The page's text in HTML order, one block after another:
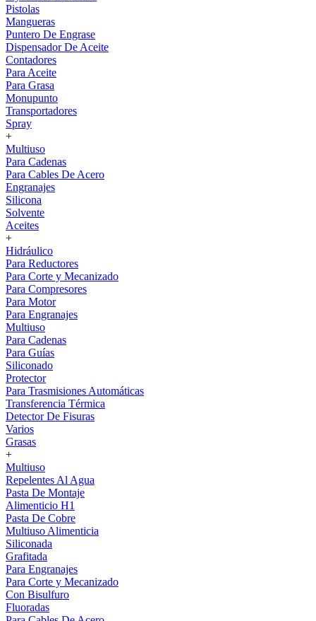
Pistolas
Mangueras
Puntero De Engrase
Dispensador De Aceite
Contadores
Para Aceite
Para Grasa
Monupunto
Transportadores
Spray
+
Multiuso
Para Cadenas
Para Cables De Acero
Engranajes
Silicona
Solvente
Aceites
+
Hidráulico
Para Reductores
Para Corte y Mecanizado
Para Compresores
Para Motor
Para Engranajes
Multiuso
Para Cadenas
Para Guías
Siliconado
Protector
Para Trasmisiones Automáticas
Transferencia Térmica
Detector De Fisuras
Varios
Grasas
+
Multiuso
Repelentes Al Agua
Pasta De Montaje
Alimenticio H1
Pasta De Cobre
Multiuso Alimenticia
Siliconada
Grafitada
Para Engranajes
Para Corte y Mecanizado
Con Bisulfuro
Fluoradas